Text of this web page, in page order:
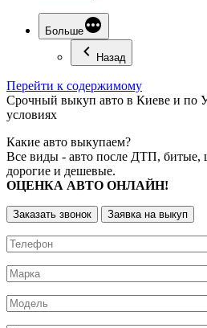
Больше
Назад
Перейти к содержимому
Срочный выкуп авто в Киеве и по
условиях
Какие авто выкупаем?
Все виды - авто после ДТП, битые,
дорогие и дешевые.
ОЦЕНКА АВТО ОНЛАЙН!
Заказать звонок Заявка на выкуп